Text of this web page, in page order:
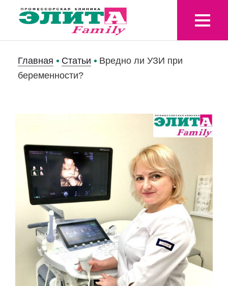
Главная Статьи
Вредно ли УЗИ при
беременности?